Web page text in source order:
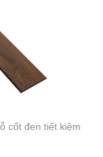
cốt đen tiết kiệm